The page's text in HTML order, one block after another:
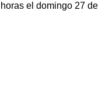
el domingo 27